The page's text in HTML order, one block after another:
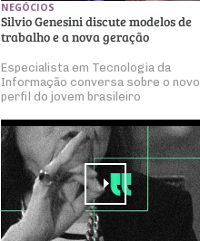
NEGÓCIOS
Silvio Genesini discute modelos de
trabalho e a nova geração
Especialista em Tecnologia da
Informação conversa sobre o novo
perfil do jovem brasileiro